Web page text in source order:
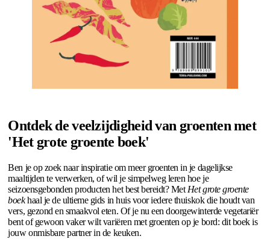
Ontdek de veelzijdigheid van groenten met
'Het grote groente boek'
Ben je op zoek naar inspiratie om meer groenten in je dagelijkse
maaltijden te verwerken, of wil je simpelweg leren hoe je
seizoensgebonden producten het best bereidt? Met Het grote groente
boekhaal je de ultieme gids in huis voor iedere thuiskok die houdt van
vers, gezond en smaakvol eten. Of je nu een doorgewinterde vegetariër
bent of gewoon vaker wilt variëren met groenten op je bord: dit boek is
jouw onmisbare partner in de keuken.